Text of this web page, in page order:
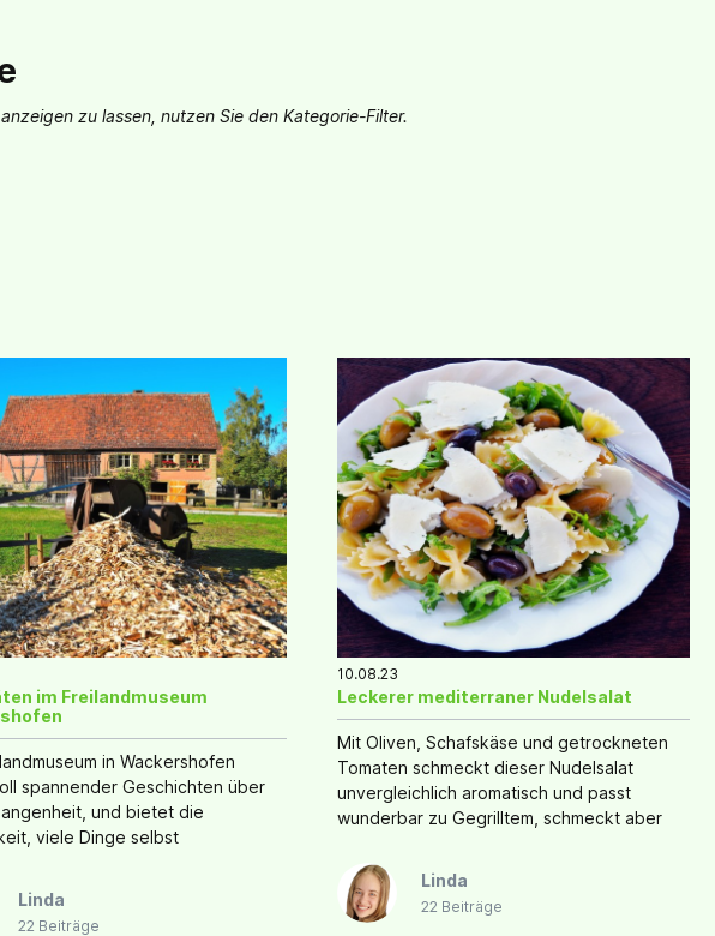
zu lassen, nutzen Sie den Kategorie-Filter.
im Freilandmuseum
in Wackershofen
spannender Geschichten über
und bietet die
viele Dinge selbst
Linda
22 Beiträge
10.08.23
Leckerer mediterraner Nudelsalat
Mit Oliven, Schafskäse und getrockneten
Tomaten schmeckt dieser Nudelsalat
unvergleichlich aromatisch und passt
wunderbar zu Gegrilltem, schmeckt aber
Linda
22 Beiträge